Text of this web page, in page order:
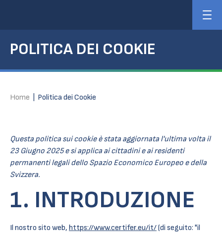
POLITICA DEI COOKIE
Home Politica dei Cookie
Questa politica sui cookie è stata aggiornata l'ultima volta il
23 Giugno 2025 e si applica ai cittadini e ai residenti
permanenti legali dello Spazio Economico Europeo e della
Svizzera.
1. INTRODUZIONE
Il nostro sito web, https://www.certifer.eu/it/(di seguito: "il